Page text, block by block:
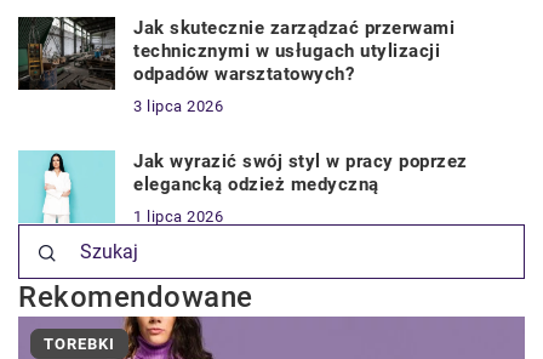
Jak skutecznie zarządzać przerwami
technicznymi w usługach utylizacji
odpadów warsztatowych?
3 lipca 2026
Jak wyrazić swój styl w pracy poprzez
elegancką odzież medyczną
1 lipca 2026
Rekomendowane
TOREBKI